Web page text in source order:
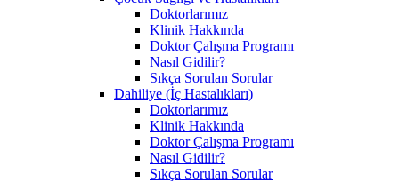
Doktorlarımız
Klinik Hakkında
Doktor Çalışma Programı
Nasıl Gidilir?
Sıkça Sorulan Sorular
Dahiliye (İç Hastalıkları)
Doktorlarımız
Klinik Hakkında
Doktor Çalışma Programı
Nasıl Gidilir?
Sıkça Sorulan Sorular